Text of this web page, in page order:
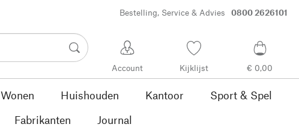
Bestelling, Service & Advies 0800 2626101
Account Kijklijst € 0,00
Wonen Huishouden Kantoor
Sport & Spel
Fabrikanten Journal